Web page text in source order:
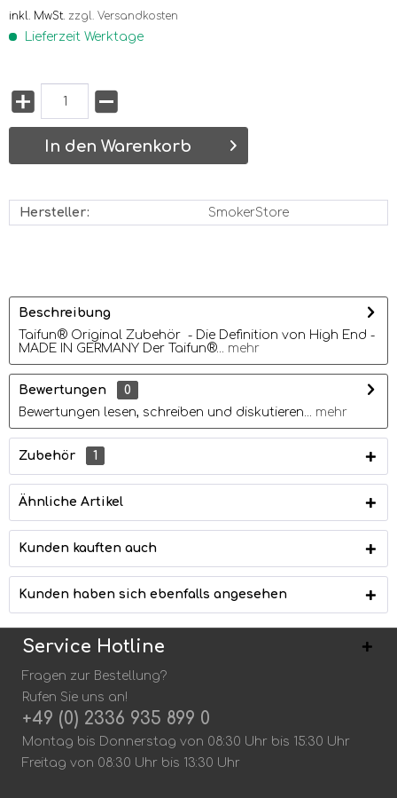
inkl. MwSt. zzgl. Versandkosten
Lieferzeit Werktage
In den Warenkorb
Hersteller: SmokerStore
Beschreibung
Taifun® Original Zubehör - Die Definition von High End -
MADE IN GERMANY Der Taifun®...
mehr
Bewertungen
0
Bewertungen lesen, schreiben und diskutieren...
mehr
Zubehör 1
Ähnliche Artikel
Kunden kauften auch
Kunden haben sich ebenfalls angesehen
Service Hotline
Fragen zur Bestellung?
Rufen Sie uns an!
+49 (0) 2336 935 899 0
Montag bis Donnerstag von 08:30 Uhr bis 15:30 Uhr
Freitag von 08:30 Uhr bis 13:30 Uhr